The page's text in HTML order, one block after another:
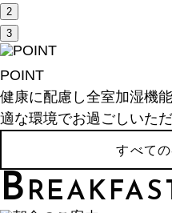
2
3
POINT
健康に配慮し全室加湿機
適な環境でお過ごしいただ
すべて
B